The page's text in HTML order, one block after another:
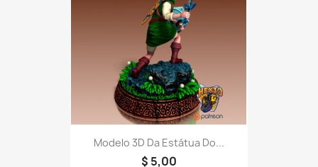
Modelo 3D Da Estátua Do...
$ 5,00